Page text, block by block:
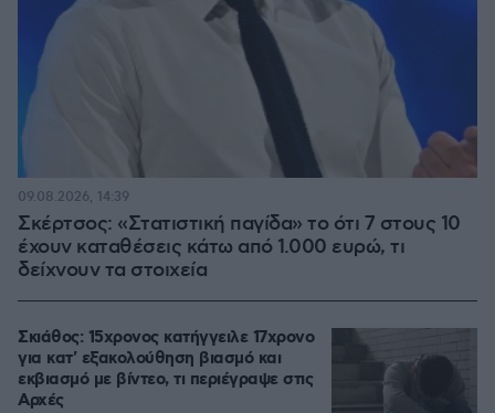
Σκέρτσος: «Στατιστική παγίδα» το ότι 7 στους 10
έχουν καταθέσεις κάτω από 1.000 ευρώ, τι
δείχνουν τα στοιχεία
09.08.2026, 14:39
Σκιάθος: 15χρονος κατήγγειλε 17χρονο
για κατ' εξακολούθηση βιασμό και
εκβιασμό με βίντεο, τι περιέγραψε στις
Αρχές